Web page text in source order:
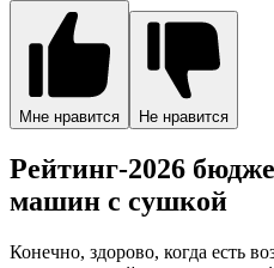
Мне нравится Не нравится
Рейтинг-2026
машин с сушкой
Конечно, здорово, когда есть